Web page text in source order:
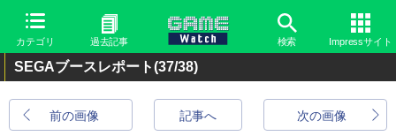
カテゴリ 過去記事 検索 Impressサイト
SEGAブースレポート(37/38)
前の画像 次の画像
記事へ